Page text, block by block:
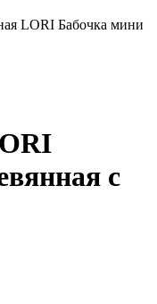
LORI Бабочка мини
с